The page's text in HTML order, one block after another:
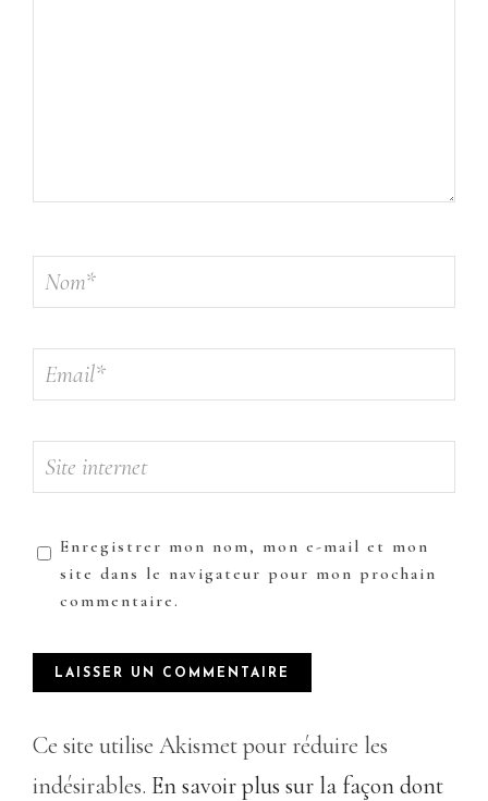
Enregistrer mon nom, mon e-mail et mon
site dans le navigateur pour mon prochain
commentaire.
Ce site utilise Akismet pour réduire les
indésirables. En savoir plus sur la façon dont